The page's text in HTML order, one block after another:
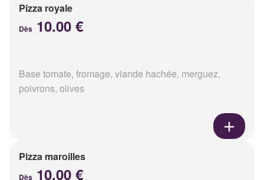
Pizza royale
Dès 10.00 €
Base tomate, fromage, viande hachée, merguez,
poivrons, olives
Pizza maroilles
Dès 10.00 €